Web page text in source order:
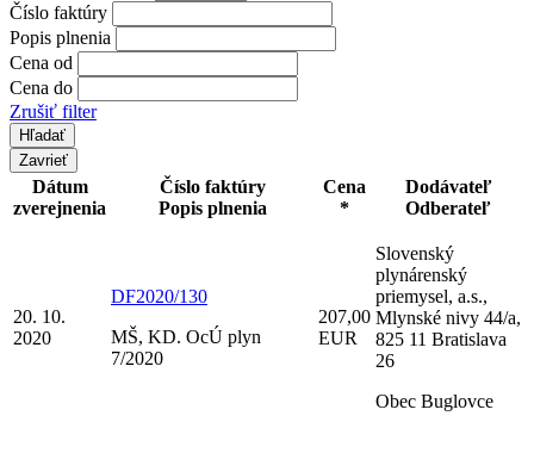
Číslo faktúry
Popis plnenia
Cena od
Cena do
Zrušiť filter
Zavrieť
Dátum
zverejnenia
Číslo faktúry
Popis plnenia
Cena
*
Dodávateľ
Odberateľ
20. 10.
2020
DF2020/130
MŠ, KD. OcÚ plyn
7/2020
207,00
EUR
Slovenský
plynárenský
priemysel, a.s.,
Mlynské nivy 44/a,
825 11 Bratislava
26
Obec Buglovce